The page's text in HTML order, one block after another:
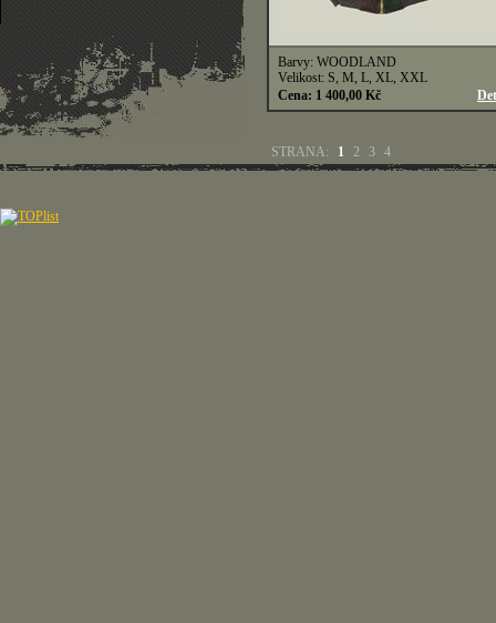
Barvy: WOODLAND
Velikost: S, M, L, XL, XXL
Cena: 1 400,00 Kč
STRANA: 1 2 3 4